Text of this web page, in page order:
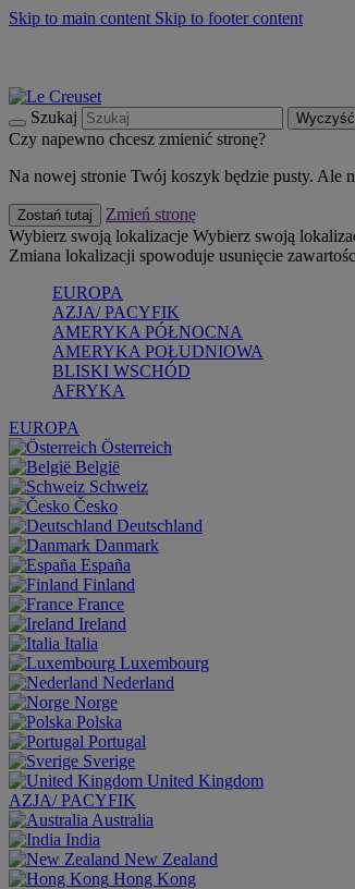
Skip to main content Skip to footer content
Szukaj Wyczyść
Czy napewno chcesz zmienić stronę?
Na nowej stronie Twój koszyk będzie pusty. Ale
Zostań tutaj
Zmień stronę
Wybierz swoją lokalizacje Wybierz swoją
Zmiana lokalizacji spowoduje usunięcie
EUROPA
AZJA/ PACYFIK
AMERYKA PÓŁNOCNA
AMERYKA POŁUDNIOWA
BLISKI WSCHÓD
AFRYKA
EUROPA
Österreich
België
Schweiz
Česko
Deutschland
Danmark
España
Finland
France
Ireland
Italia
Luxembourg
Nederland
Norge
Polska
Portugal
Sverige
United Kingdom
AZJA/ PACYFIK
Australia
India
New Zealand
Hong Kong